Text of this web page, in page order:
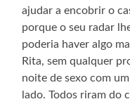
ajudar a encobrir o
porque o seu radar
poderia haver algo
Rita, sem qualquer
noite de sexo com
lado. Todos riram do